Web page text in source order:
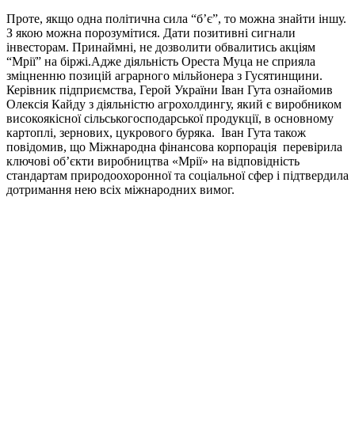
Проте, якщо одна політична сила “б’є”, то можна знайти іншу.
З якою можна порозумітися. Дати позитивні сигнали
інвесторам. Принаймні, не дозволити обвалитись акціям
“Мрії” на біржі.Адже діяльність Ореста Муца не сприяла
зміцненню позицій аграрного мільйонера з Гусятинщини.
Керівник підприємства, Герой України Іван Гута ознайомив
Олексія Кайду з діяльністю агрохолдингу, який є виробником
високоякісної сільськогосподарської продукції, в основному
картоплі, зернових, цукрового буряка. Іван Гута також
повідомив, що Міжнародна фінансова корпорація перевірила
ключові об’єкти виробництва «Мрії» на відповідність
стандартам природоохоронної та соціальної сфер і підтвердила
дотримання нею всіх міжнародних вимог.